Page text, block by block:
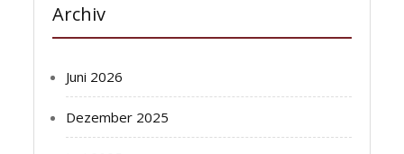
Archiv
Juni 2026
Dezember 2025